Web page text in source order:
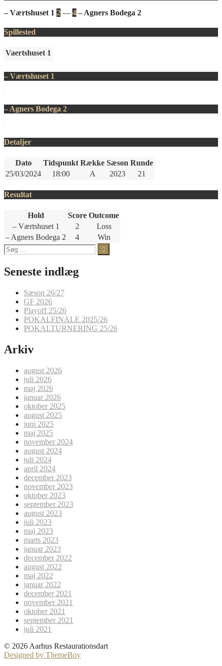
– Værtshuset 1 2 — 4 – Agners Bodega 2
Spillested
Vaertshuset 1
– Værtshuset 1
– Agners Bodega 2
Detaljer
Dato Tidspunkt Række Sæson Runde
25/03/2024
18:00 A 2023 21
Resultat
Hold Score Outcome
– Værtshuset 1
2
Loss
– Agners Bodega 2
4
Win
Søg
efter:
Seneste indlæg
Sæson 26/27
GF 2026
Playoff 25/26
POKALFINALE 2025/26
POKALTURNERING 25/26
Arkiv
august 2026
juli 2026
maj 2026
januar 2026
oktober 2025
august 2025
juni 2025
maj 2025
november 2024
august 2024
juli 2024
april 2024
december 2023
november 2023
oktober 2023
september 2023
august 2023
juli 2023
maj 2023
marts 2023
januar 2023
december 2022
august 2022
maj 2022
januar 2022
december 2021
november 2021
oktober 2021
september 2021
juli 2021
© 2026 Aarhus Restaurationsdart
Designed by ThemeBoy